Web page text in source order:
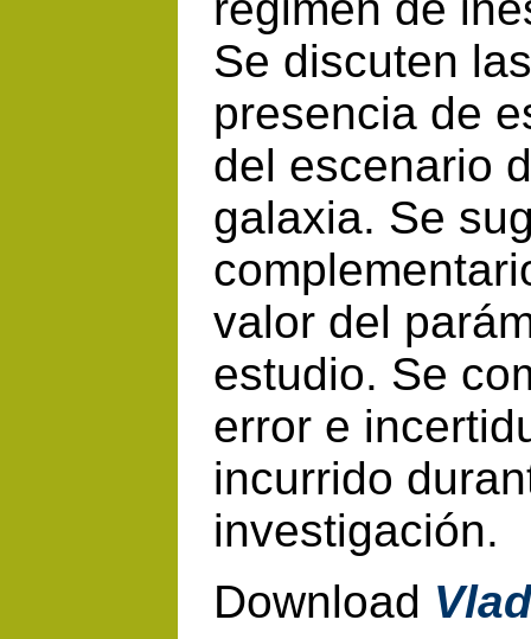
Se discuten
presencia de
del escenario
galaxia. Se
valor del
estudio. Se
error e
incurrido
investigación.
Download